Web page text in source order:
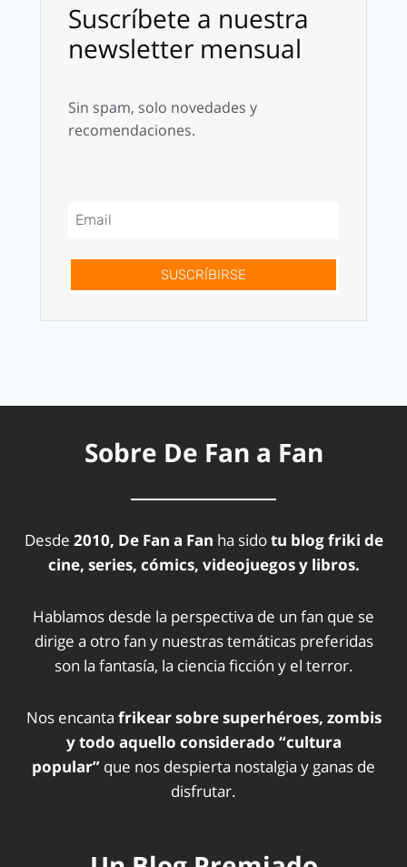
Suscríbete a nuestra
newsletter mensual
Sin spam, solo novedades y
recomendaciones.
SUSCRÍBIRSE
Sobre De Fan a Fan
Desde 2010, De Fan a Fan ha sidotu blog friki de
cine, series, cómics, videojuegos y libros.
Hablamos desde la perspectiva de un fan que se
dirige a otro fan y nuestras temáticas preferidas
son la fantasía, la ciencia ficción y el terror.
Nos encanta frikear sobre superhéroes, zombis
y todo aquello considerado “cultura
popular” que nos despierta nostalgia y ganas de
disfrutar.